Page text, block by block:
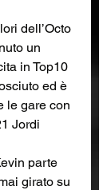
dell’Octo
un
in Top10
ed è
le gare con
Jordi
parte
girato su